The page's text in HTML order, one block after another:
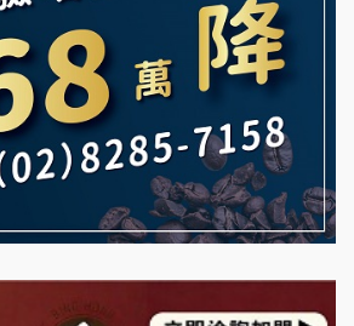
洗收送人員(台中市)
容芳療師
說明會
會
會
說明會
盟說明會